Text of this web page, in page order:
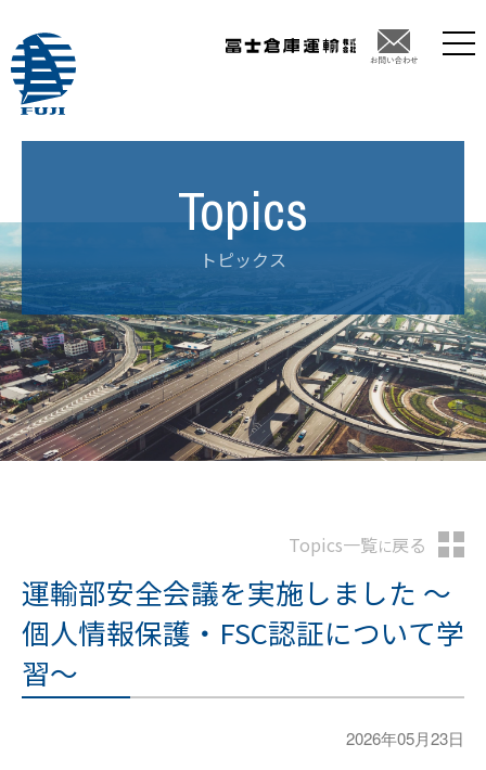
トピックス
運輸部安全会議を実施しました ～
個人情報保護・FSC認証について学
習～
2026年05月23日
Topics一覧に戻る